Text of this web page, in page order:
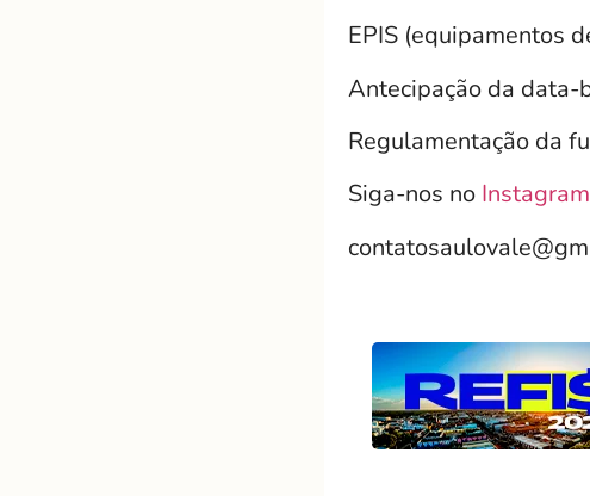
EPIS (equipamentos
Antecipação da data-
Regulamentação da
Siga-nos no Instagram